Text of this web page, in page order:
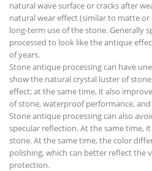
natural wave surface or cracks after
natural wear effect (similar to matte
long-term use of the stone. Generally
processed to look like the antique
of years.
Stone antique processing can have
show the natural crystal luster of
effect; at the same time, it also
of stone, waterproof performance,
Stone antique processing can also
specular reflection. At the same time,
stone. At the same time, the color
polishing, which can better reflect the
protection.